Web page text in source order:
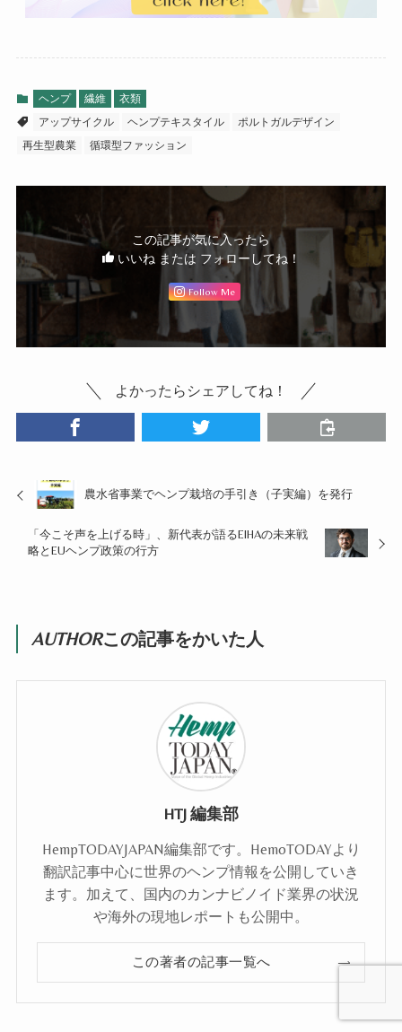
ヘンプ 繊維
衣類
アップサイクル
ヘンプテキスタイル
ポルトガルデザイン
再生型農業
循環型ファッション
この記事が気に入ったら
いいね または フォローしてね！
Follow Me
よかったらシェアしてね！
農水省事業でヘンプ栽培の手引き（子実編）を発行
「今こそ声を上げる時」、新代表が語るEIHAの未来戦
略とEUヘンプ政策の行方
AUTHORこの記事をかいた人
HTJ 編集部
HempTODAYJAPAN編集部です。HemoTODAYより
翻訳記事中心に世界のヘンプ情報を公開していき
ます。加えて、国内のカンナビノイド業界の状況
や海外の現地レポートも公開中。
この著者の記事一覧へ